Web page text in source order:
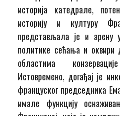
историја катедрале,
историју и културу
представљала је и арену
политике сећања и оквири
областима
Истовремено, догађај је
француског председника
имале функцију